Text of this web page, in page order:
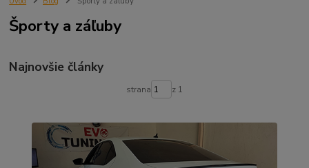
Športy a záľuby
Najnovšie články
strana z 1